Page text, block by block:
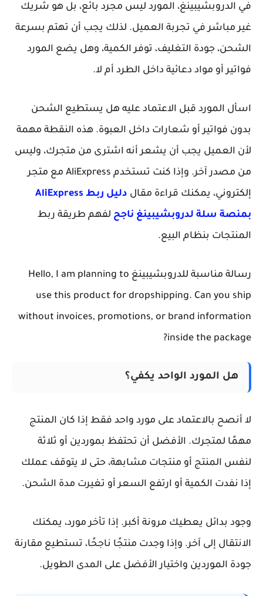
في الدروبشيبينغ، المورد ليس مجرد بائع، بل هو شريك
غير مباشر في تجربة العميل. لذلك يجب أن تهتم بسرعة
الشحن، جودة التغليف، توفر الكمية، وهل يضع المورد
فواتير أو مواد دعائية داخل الطرد أم لا.
اسأل المورد قبل الاعتماد عليه هل يستطيع الشحن
بدون فواتير أو شعارات داخل العبوة. هذه النقطة مهمة
لأن العميل يجب أن يشعر أنه اشترى من متجرك، وليس
من مصدر آخر. وإذا كنت تستخدم AliExpress مع متجر
إلكتروني، يمكنك قراءة مقال
دليل ربط AliExpress
بمنصة سلة لدروبشيبينغ ناجح لفهم طريقة ربط
المنتجات بنظام البيع.
رسالة مناسبة للدروبشيبينغ Hello, I am planning to
use this product for dropshipping. Can you ship
without invoices, promotions, or brand information
inside the package?
هل المورد الواحد يكفي؟
لا أنصح بالاعتماد على مورد واحد فقط إذا كان المنتج
مهمًا لمتجرك. الأفضل أن تحتفظ بموردين أو ثلاثة
لنفس المنتج أو منتجات مشابهة، حتى لا يتوقف عملك
إذا نفدت الكمية أو ارتفع السعر أو تغيرت مدة الشحن.
وجود بدائل يعطيك مرونة أكبر. إذا تأخر مورد، يمكنك
الانتقال إلى آخر. وإذا وجدت منتجًا ناجحًا، تستطيع مقارنة
جودة الموردين واختيار الأفضل على المدى الطويل.